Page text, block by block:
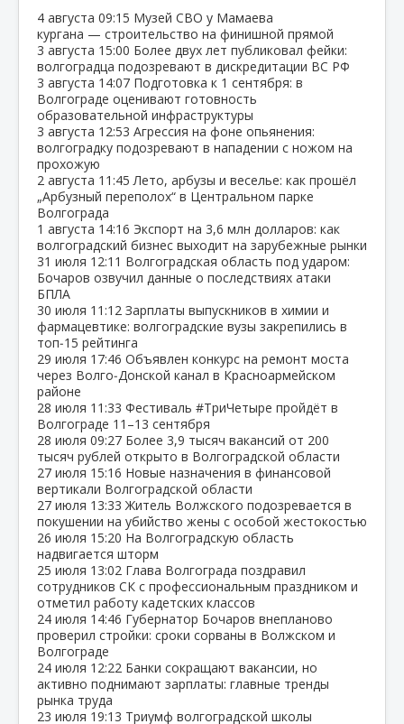
4 августа 09:15 Музей СВО у Мамаева
кургана — строительство на финишной прямой
3 августа 15:00 Более двух лет публиковал фейки:
волгоградца подозревают в дискредитации ВС РФ
3 августа 14:07 Подготовка к 1 сентября: в
Волгограде оценивают готовность
образовательной инфраструктуры
3 августа 12:53 Агрессия на фоне опьянения:
волгоградку подозревают в нападении с ножом на
прохожую
2 августа 11:45 Лето, арбузы и веселье: как прошёл
„Арбузный переполох“ в Центральном парке
Волгограда
1 августа 14:16 Экспорт на 3,6 млн долларов: как
волгоградский бизнес выходит на зарубежные рынки
31 июля 12:11 Волгоградская область под ударом:
Бочаров озвучил данные о последствиях атаки
БПЛА
30 июля 11:12 Зарплаты выпускников в химии и
фармацевтике: волгоградские вузы закрепились в
топ‑15 рейтинга
29 июля 17:46 Объявлен конкурс на ремонт моста
через Волго‑Донской канал в Красноармейском
районе
28 июля 11:33 Фестиваль #ТриЧетыре пройдёт в
Волгограде 11–13 сентября
28 июля 09:27 Более 3,9 тысяч вакансий от 200
тысяч рублей открыто в Волгоградской области
27 июля 15:16 Новые назначения в финансовой
вертикали Волгоградской области
27 июля 13:33 Житель Волжского подозревается в
покушении на убийство жены с особой жестокостью
26 июля 15:20 На Волгоградскую область
надвигается шторм
25 июля 13:02 Глава Волгограда поздравил
сотрудников СК с профессиональным праздником и
отметил работу кадетских классов
24 июля 14:46 Губернатор Бочаров внепланово
проверил стройки: сроки сорваны в Волжском и
Волгограде
24 июля 12:22 Банки сокращают вакансии, но
активно поднимают зарплаты: главные тренды
рынка труда
23 июля 19:13 Триумф волгоградской школы